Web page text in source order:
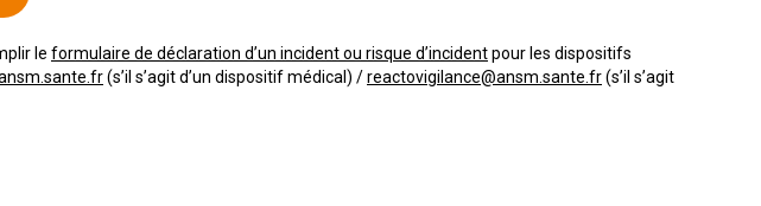
le formulaire de déclaration d’un incident ou risque d’incidentpour les dispositifs
(s’il s’agit d’un dispositif médical) /reactovigilance@ansm.sante.fr(s’il s’agit